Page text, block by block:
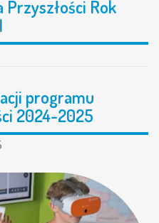
Rok
programu
2024-2025